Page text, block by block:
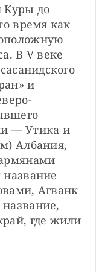
Куры до
время как
В V веке
и
— Утика и
Албания,
Агванк
где жили